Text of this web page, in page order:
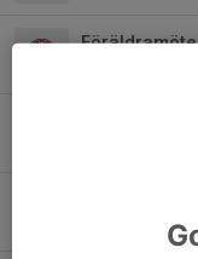
Ledarstaben
3 apr 2025